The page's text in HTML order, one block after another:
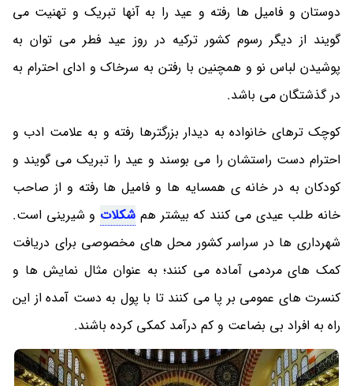
دوستان و فامیل ها رفته و عید را به آنها تبریک و تهنیت می
گویند از دیگر رسوم کشور ترکیه در روز عید فطر می توان به
پوشیدن لباس نو و همچنین با رفتن به سرخاک و ادای احترام به
در گذشتگان می باشد.
کوچک ترهای خانواده به دیدار بزرگترها رفته و به علامت ادب و
احترام دست راستشان را می بوسند و عید را تبریک می گویند و
کودکان به در خانه ی همسایه ها و فامیل ها رفته و از صاحب
خانه طلب عیدی می کنند که بیشتر هم شکلات و شیرینی است.
شهرداری ها در سراسر کشور محل های مخصوصی برای دریافت
کمک های مردمی آماده می کنند؛ به عنوان مثال نمایش ها و
کنسرت های عمومی بر پا می کنند تا با پول به دست آمده از این
راه به افراد بی بضاعت و کم درآمد کمکی کرده باشند.